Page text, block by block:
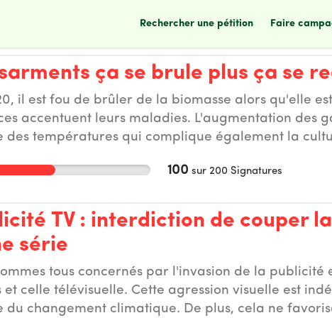
rechercher une pétition faire
ça se brule plus ça se
il est fou de brûler de la biomasse alors qu'elle
accentuent leurs maladies. L'augmentation des
des températures qui complique également la
100 sur 200 Signatures
TV : interdiction de couper
série
tous concernés par l'invasion de la publicité
et celle télévisuelle. Cette agression visuelle est
du changement climatique. De plus, cela ne